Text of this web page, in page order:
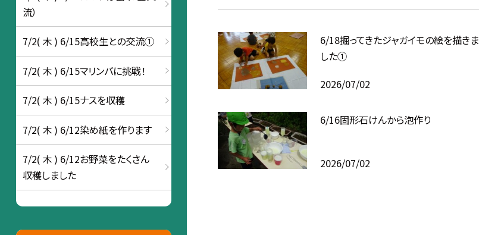
6/18掘ってきたジャガイモの絵を描きま
した①
2026/07/02
6/16固形石けんから泡作り
2026/07/02
流）
7/2( 木 ) 6/15高校生との交流①
7/2( 木 ) 6/15マリンバに挑戦！
7/2( 木 ) 6/15ナスを収穫
7/2( 木 ) 6/12染め紙を作ります
7/2( 木 ) 6/12お野菜をたくさん
収穫しました